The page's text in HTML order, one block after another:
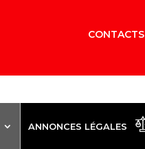
CONTACTS
ANNONCES LÉGALES